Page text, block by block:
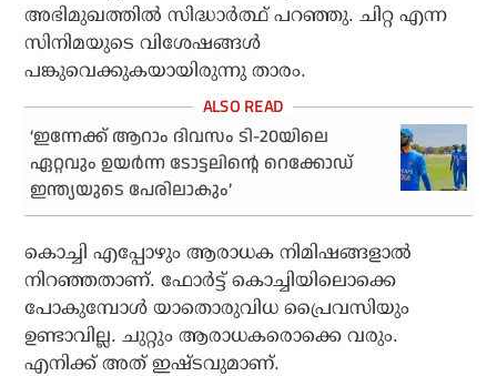
അഭിമുഖത്തില്‍ സിദ്ധാര്‍ത്ഥ് പറഞ്ഞു. ചിറ്റ എന്ന
സിനിമയുടെ വിശേഷങ്ങള്‍
പങ്കുവെക്കുകയായിരുന്നു താരം.
‘ഇന്നേക്ക് ആറാം ദിവസം ടി-20യിലെ
ഏറ്റവും ഉയര്‍ന്ന ടോട്ടലിന്റെ റെക്കോഡ്
ഇന്ത്യയുടെ പേരിലാകും’
കൊച്ചി എപ്പോഴും ആരാധക നിമിഷങ്ങളാല്‍
നിറഞ്ഞതാണ്. ഫോര്‍ട്ട് കൊച്ചിയിലൊക്കെ
പോകുമ്പോള്‍ യാതൊരുവിധ പ്രൈവസിയും
ഉണ്ടാവില്ല. ചുറ്റും ആരാധകരൊക്കെ വരും.
എനിക്ക് അത് ഇഷ്ടവുമാണ്.